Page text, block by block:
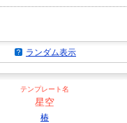
ランダム表示
テンプレート名
星空
椿